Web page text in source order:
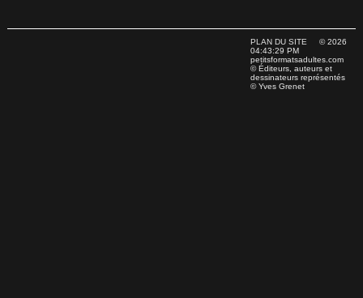
PLAN DU SITE © 2026
04:43:29 PM
petitsformatsadultes.com
© Éditeurs, auteurs et
dessinateurs représentés
© Yves Grenet